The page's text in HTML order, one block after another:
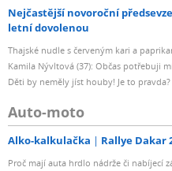
Nejčastější novoroční
letní dovolenou
Thajské nudle s červeným kari a
Kamila Nývltová (37): Občas potřebuji
Děti by neměly jíst houby! Je to
Auto-moto
Alko-kalkulačka Rallye Dakar
Proč mají auta hrdlo nádrže či nabíjecí